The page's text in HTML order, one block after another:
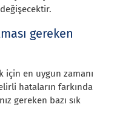
gereken
için en uygun zamanı
hataların farkında
gereken bazı sık